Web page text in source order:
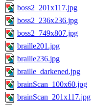
boss2_201x117.jpg
boss2_236x236.jpg
boss2_749x807.jpg
braille201.jpg
braille236.jpg
braille_darkened.jpg
brainScan_100x60.jpg
brainScan_201x117.jpg